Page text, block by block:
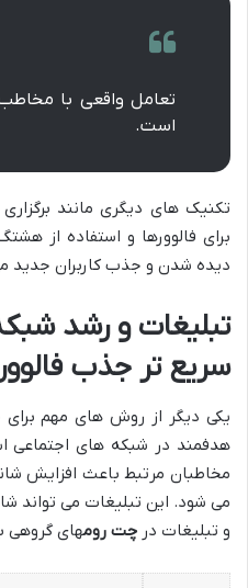
تعامل واقعی با
است.
تکنیک های دیگری مانند
برای فالوورها و استفاده از
دیده شدن و جذب کاربران جدید
تبلیغات و رشد
سریع تر جذب فالوور
یکی دیگر از روش های مهم برای
هدفمند در شبکه های اجتماعی
مخاطبان مرتبط باعث افزایش
می شود. این تبلیغات می تواند
و تبلیغات در چت رومهای گروهی